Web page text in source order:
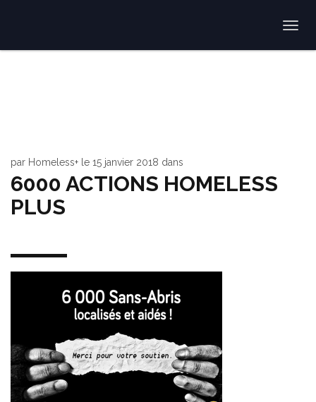
par Homeless+ le 15 janvier 2018 dans
6000 ACTIONS HOMELESS
PLUS